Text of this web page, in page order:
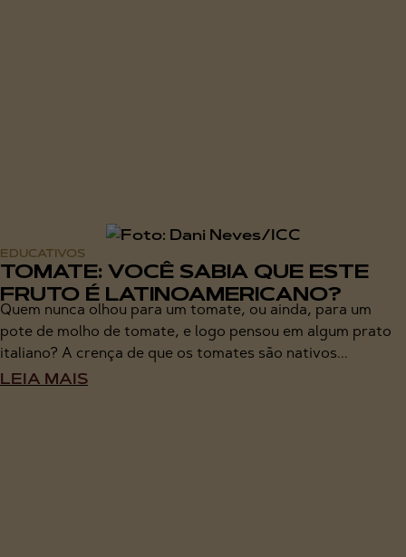
EDUCATIVOS
TOMATE: VOCÊ SABIA QUE ESTE
FRUTO É LATINOAMERICANO?
Quem nunca olhou para um tomate, ou ainda, para um
pote de molho de tomate, e logo pensou em algum prato
italiano? A crença de que os tomates são nativos...
LEIA MAIS